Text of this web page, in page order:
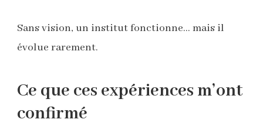
Sans vision, un institut fonctionne… mais il
évolue rarement.
Ce que ces expériences m’ont
confirmé